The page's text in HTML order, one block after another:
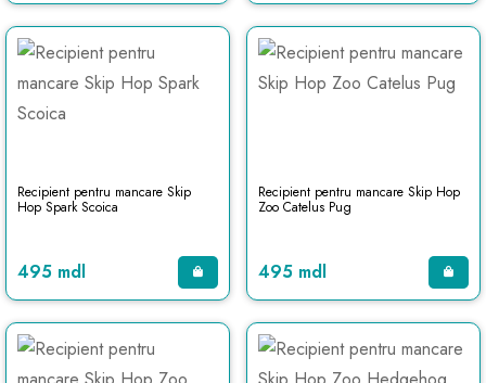
Recipient pentru mancare Skip
Hop Spark Scoica
495 mdl
Recipient pentru mancare Skip Hop
Zoo Catelus Pug
495 mdl